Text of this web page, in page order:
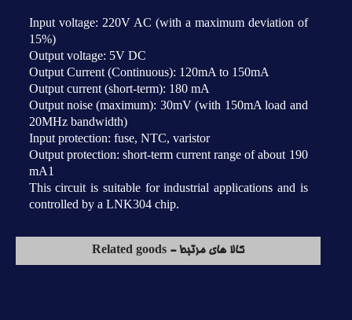
Input voltage: 220V AC (with a maximum deviation of
15%)
Output voltage: 5V DC
Output Current (Continuous): 120mA to 150mA
Output current (short-term): 180 mA
Output noise (maximum): 30mV (with 150mA load and
20MHz bandwidth)
Input protection: fuse, NTC, varistor
Output protection: short-term current range of about 190
mA1
This circuit is suitable for industrial applications and is
controlled by a LNK304 chip.
کالا های مرتبط - Related goods